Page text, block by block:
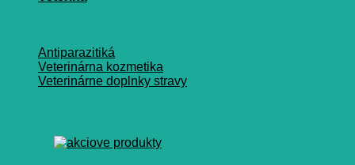
Antiparazitiká
Veterinárna kozmetika
Veterinárne doplnky stravy